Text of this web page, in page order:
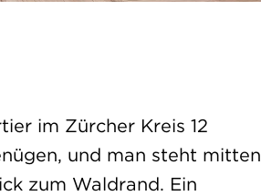
im Zürcher Kreis 12
und man steht mitten
zum Waldrand. Ein